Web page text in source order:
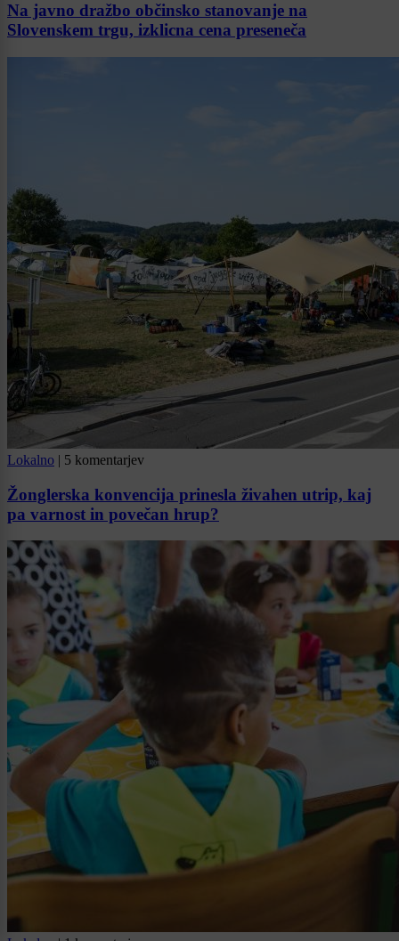
Na javno dražbo občinsko stanovanje na
Slovenskem trgu, izklicna cena preseneča
Lokalno | 5 komentarjev
Žonglerska konvencija prinesla živahen utrip, kaj
pa varnost in povečan hrup?